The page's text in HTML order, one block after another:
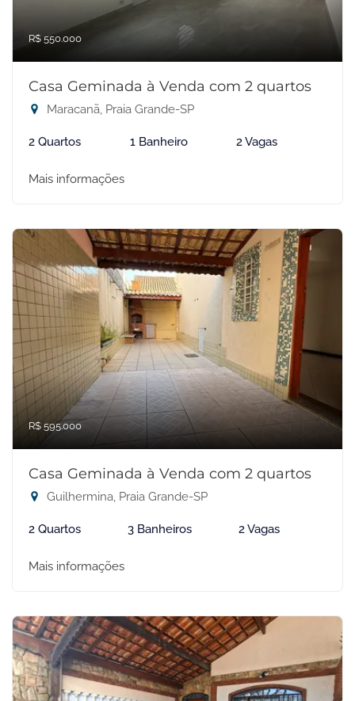
R$ 550.000
Casa Geminada à Venda com 2 quartos
Maracanã, Praia Grande-SP
2 Quartos 1 Banheiro 2 Vagas
Mais informações
R$ 595.000
Casa Geminada à Venda com 2 quartos
Guilhermina, Praia Grande-SP
2 Quartos 3 Banheiros 2 Vagas
Mais informações